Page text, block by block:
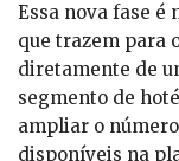
Essa nova fase é
que trazem para
diretamente de
segmento de
ampliar o
disponíveis na